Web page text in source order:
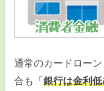
通常のカードロー
合も「銀行は金利